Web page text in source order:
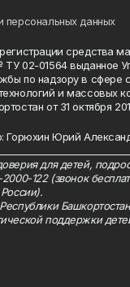
персональных данных
средства
02-01564 выданное
по надзору в сфере
и массовых
от 31 октября
Горюхин Юрий
для детей,
122 (звонок
поддержки